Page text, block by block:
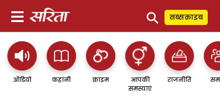
⚲ सब्सक्राइब
ऑडियो कहानी क्राइम
आपकी
समस्याएं
राजनीति